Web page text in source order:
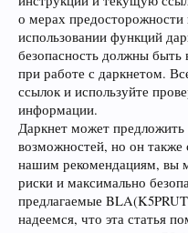
о мерах
использовании функций
безопасность должны
при работе с даркнетом.
ссылок и используйте
информации.
Даркнет может
возможностей, но он
нашим рекомендациям, вы
риски и максимально
предлагаемые
надеемся, что эта статья